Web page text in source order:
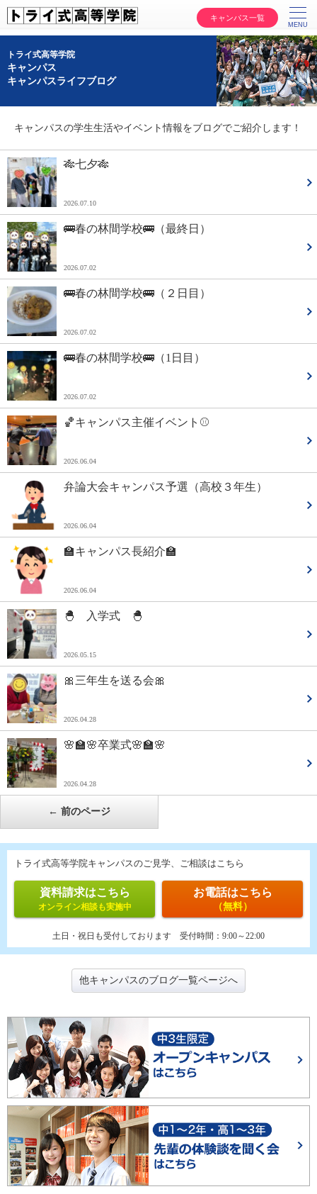
キャンパス一覧
トライ式高等学院
キャンパス
キャンパスライフブログ
キャンパスの学生生活やイベント情報をブログでご紹介します！
🎋七夕🎋
2026.07.10
🚌春の林間学校🚌（最終日）
2026.07.02
🚌春の林間学校🚌（２日目）
2026.07.02
🚌春の林間学校🚌（1日目）
2026.07.02
🏀キャンパス主催イベント⚾
2026.06.04
弁論大会キャンパス予選（高校３年生）
2026.06.04
🏫キャンパス長紹介🏫
2026.06.04
🐣 入学式 🐣
2026.05.15
🎀三年生を送る会🎀
2026.04.28
🌸🏫🌸卒業式🌸🏫🌸
2026.04.28
← 前のページ
トライ式高等学院キャンパスのご見学、ご相談はこちら
資料請求はこちら
オンライン相談も実施中
お電話はこちら
（無料）
土日・祝日も受付しております 受付時間： 9:00～22:00
他キャンパスのブログ一覧ページへ